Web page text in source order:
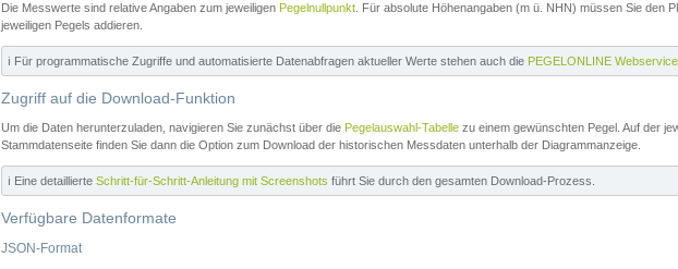
Die Messwerte sind relative Angaben zum jeweiligen Pegelnullpunkt . Für absolute Höhenangaben (m ü. NHN) müssen Sie den
jeweiligen Pegels addieren.
ℹ️ Für programmatische Zugriffe und automatisierte Datenabfragen aktueller Werte stehen auch die PEGELONLINE
Zugriff auf die Download-Funktion
Um die Daten herunterzuladen, navigieren Sie zunächst über die Pegelauswahl-Tabelle zu einem gewünschten Pegel. Auf der
Stammdatenseite finden Sie dann die Option zum Download der historischen Messdaten unterhalb der Diagrammanzeige.
ℹ️ Eine detaillierte Schritt-für-Schritt-Anleitung mit Screenshots führt Sie durch den gesamten Download-Prozess.
Verfügbare Datenformate
JSON-Format